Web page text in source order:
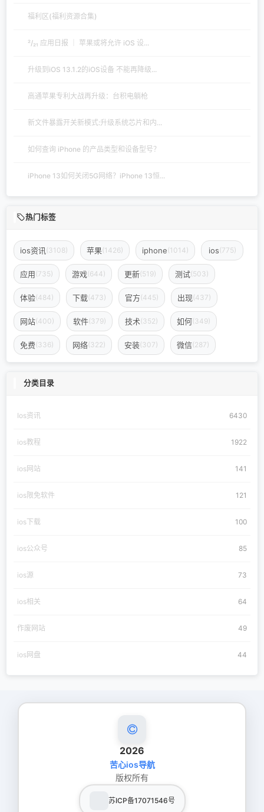
福利区(福利资源合集)
²/₂₁ 应用日报 ｜ 苹果或将允许 iOS 设...
升级到iOS 13.1.2的iOS设备 不能再降级...
高通苹果专利大战再升级：台积电躺枪
新文件暴露开关新模式:升级系统芯片和内...
如何查询 iPhone 的产品类型和设备型号？
iPhone 13如何关闭5G网络？iPhone 13恒...
热门标签
ios资讯 (3108) 苹果(1426) iphone(1014) ios(775)
应用(735) 游戏(644) 更新(519) 测试(503)
体验(484) 下载(473) 官方(445) 出现(437)
网站(400) 软件(379) 技术(352) 如何(349)
免费(336) 网络(322) 安装(307) 微信(287)
分类目录
Ios资讯 6430
ios教程 1922
ios网站 141
ios限免软件 121
ios下载 100
ios公众号 85
ios源 73
ios相关 64
作废网站 49
ios网盘 44
2026
苦心ios导航
版权所有
苏ICP备17071546号